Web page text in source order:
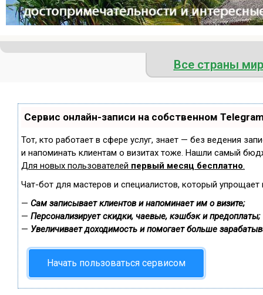
Все страны
Сервис онлайн-записи на собственном
Тот, кто работает в сфере услуг, знает — без ведения
и напоминать клиентам о визитах тоже. Нашли самый
Для новых пользователей первый месяц бесплатно.
Чат-бот для мастеров и специалистов, который упрощает
— Сам записывает клиентов и напоминает им о визите;
— Персонализирует скидки, чаевые, кэшбэк и предоплаты;
— Увеличивает доходимость и помогает больше
Начать пользоваться сервисом